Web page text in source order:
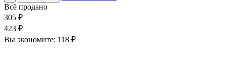
Всё продано
305 ₽
423 ₽
Вы экономите: 118 ₽